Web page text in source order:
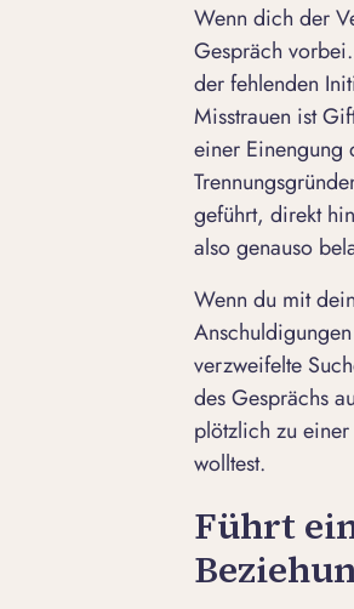
Wenn dich der
Gespräch
der fehlenden
Misstrauen ist
einer Einengung
geführt, direkt
also genauso
Wenn du mit
verzweifelte
des Gesprächs
plötzlich zu
wolltest.
Führt